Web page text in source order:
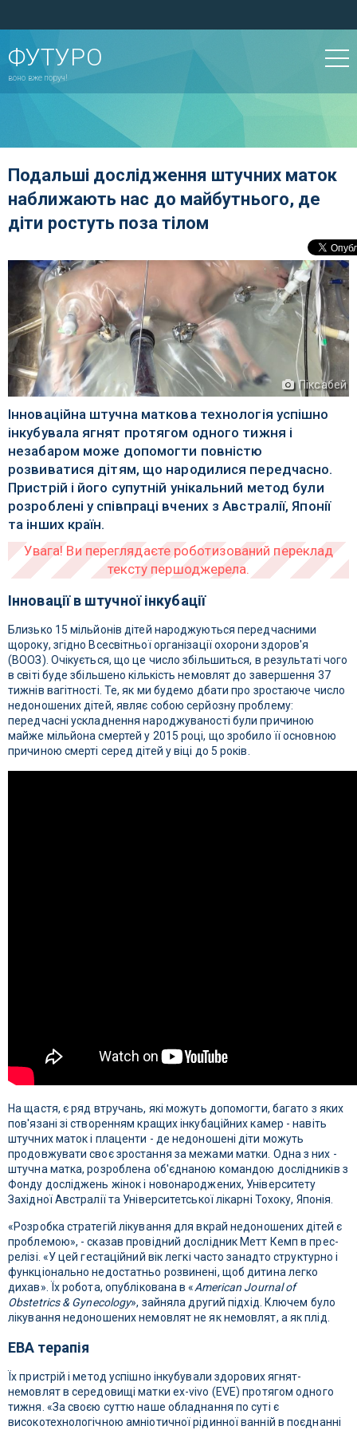
ФУТУРО
воно вже поруч!
Подальші дослідження штучних маток
наближають нас до майбутнього, де
діти ростуть поза тілом
Піксабей
Інноваційна штучна маткова технологія успішно
інкубувала ягнят протягом одного тижня і
незабаром може допомогти повністю
розвиватися дітям, що народилися передчасно.
Пристрій і його супутній унікальний метод були
розроблені у співпраці вчених з Австралії, Японії
та інших країн.
Інновації в штучної інкубації
Близько 15 мільйонів дітей народжуються передчасними
щороку, згідно Всесвітньої організації охорони здоров'я
(ВООЗ). Очікується, що це число збільшиться, в результаті чого
в світі буде збільшено кількість немовлят до завершення 37
тижнів вагітності. Те, як ми будемо дбати про зростаюче число
недоношених дітей, являє собою серйозну проблему:
передчасні ускладнення народжуваності були причиною
майже мільйона смертей у 2015 році, що зробило її основною
причиною смерті серед дітей у віці до 5 років.
На щастя, є ряд втручань, які можуть допомогти, багато з яких
пов'язані зі створенням кращих інкубаційних камер - навіть
штучних маток і плаценти - де недоношені діти можуть
продовжувати своє зростання за межами матки. Одна з них -
штучна матка, розроблена об'єднаною командою дослідників з
Фонду досліджень жінок і новонароджених, Університету
Західної Австралії та Університетської лікарні Тохоку, Японія.
«Розробка стратегій лікування для вкрай недоношених дітей є
проблемою», - сказав провідний дослідник Метт Кемп в прес-
релізі. «У цей гестаційний вік легкі часто занадто структурно і
функціонально недостатньо розвинені, щоб дитина легко
дихав». Їх робота, опублікована в «American Journal of
Obstetrics & Gynecology», зайняла другий підхід. Ключем було
лікування недоношених немовлят не як немовлят, а як плід.
ЕВА терапія
Їх пристрій і метод успішно інкубували здорових ягнят-
немовлят в середовищі матки ex-vivo (EVE) протягом одного
тижня. «За своєю суттю наше обладнання по суті є
високотехнологічною амніотичної рідинної ванній в поєднанні